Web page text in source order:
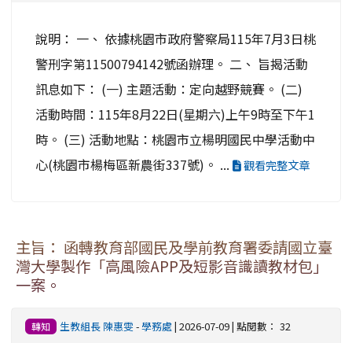
說明： 一、 依據桃園市政府警察局115年7月3日桃
警刑字第11500794142號函辦理。 二、 旨揭活動
訊息如下： (一) 主題活動：定向越野競賽。 (二)
活動時間：115年8月22日(星期六)上午9時至下午1
時。 (三) 活動地點：桃園市立楊明國民中學活動中
心(桃園市楊梅區新農街337號)。 ...
觀看完整文章
主旨： 函轉教育部國民及學前教育署委請國立臺
灣大學製作「高風險APP及短影音識讀教材包」
一案。
轉知 生教組長 陳惠雯 -學務處 | 2026-07-09 | 點閱數： 32